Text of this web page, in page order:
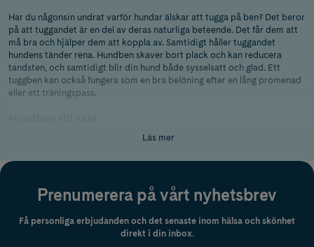
Har du någonsin undrat varför hundar älskar att tugga på ben? Det beror
på att tuggandet är en del av deras naturliga beteende. Det får dem att
må bra och hjälper dem att koppla av. Samtidigt håller tuggandet
hundens tänder rena. Hundben skaver bort plack och kan reducera
tandsten, och samtidigt blir din hund både sysselsatt och glad. Ett
tuggben kan också fungera som en bra belöning efter en lång promenad
eller ett träningspass.
fortfarande utvecklas, så se till att ge dem tuggben som är speciellt
framtagna för valpar. Sådana tuggben är oftast mjukare och lättare att
tugga, vilket är perfekt för små valptänder. Välj ett tuggben som är lagom
stort för din valp. Det ska vara lätt att tugga men inte så litet att det
Läs mer
Prenumerera på vårt nyhetsbrev
Få personliga erbjudanden och det senaste inom hälsa och skönhet
direkt i din inbox.